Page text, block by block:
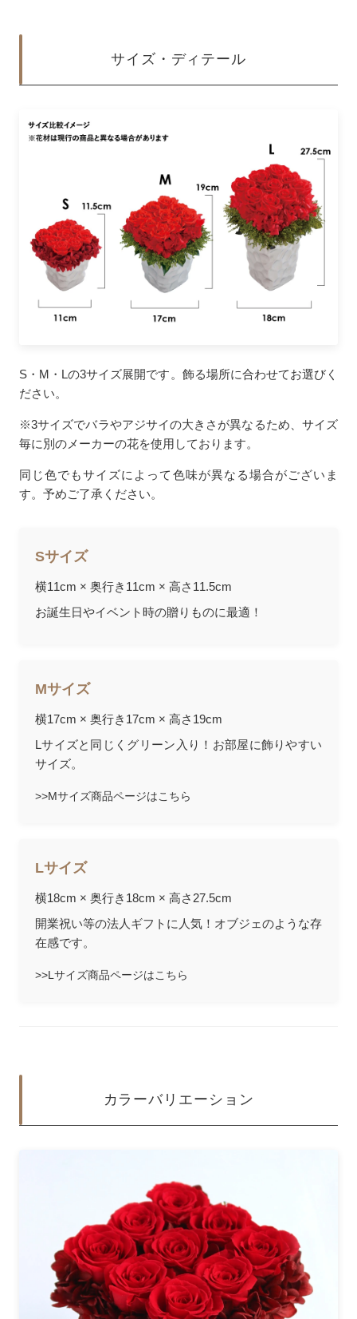
サイズ・ディテール
S・M・Lの3サイズ展開です。飾る場所に合わせてお選びく
ださい。
※3サイズでバラやアジサイの大きさが異なるため、サイズ
毎に別のメーカーの花を使用しております。
同じ色でもサイズによって色味が異なる場合がございま
す。予めご了承ください。
Sサイズ
横11cm × 奥行き11cm × 高さ11.5cm
お誕生日やイベント時の贈りものに最適！
Mサイズ
横17cm × 奥行き17cm × 高さ19cm
Lサイズと同じくグリーン入り！お部屋に飾りやすい
サイズ。
>>Mサイズ商品ページはこちら
Lサイズ
横18cm × 奥行き18cm × 高さ27.5cm
開業祝い等の法人ギフトに人気！オブジェのような存
在感です。
>>Lサイズ商品ページはこちら
カラーバリエーション